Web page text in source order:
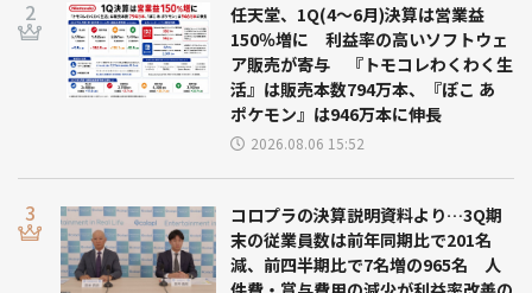
任天堂、1Q(4～6月)決算は営業益
150％増に 利益率の高いソフトウェ
ア販売が寄与 『トモコレわくわく生
活』は販売本数794万本、『ぽこ あ
ポケモン』は946万本に伸長
2026.08.06 15:52
コロプラの決算説明資料より…3Q期
末の従業員数は前年同期比で201名
減、前四半期比で7名増の965名 人